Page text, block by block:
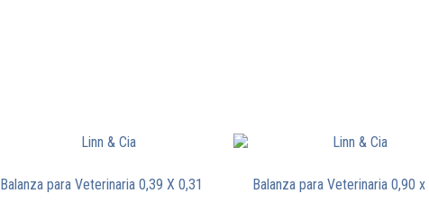
Balanza para Veterinaria 0,39 X 0,31 Balanza para Veterinaria 0,90